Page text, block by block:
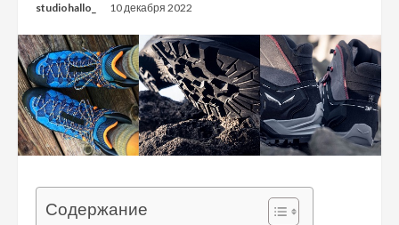
studiohallo_ 10 декабря 2022
Содержание